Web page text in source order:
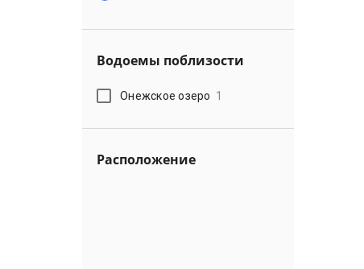
Водоемы поблизости
Онежское озеро 1
Расположение